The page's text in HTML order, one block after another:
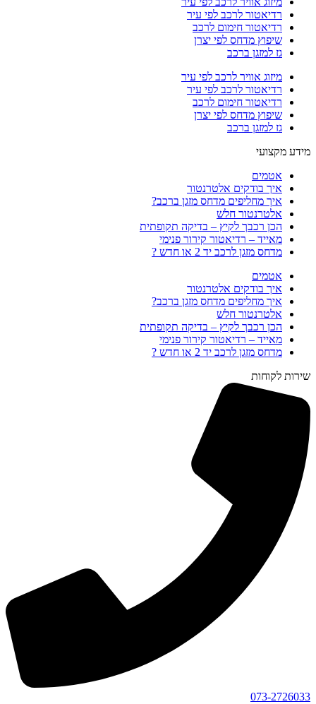
רדיאטור לרכב לפי עיר
רדיאטור חימום לרכב
שיפוץ מדחס לפי יצרן
גז למזגן ברכב
מיזוג אוויר לרכב לפי עיר
רדיאטור לרכב לפי עיר
רדיאטור חימום לרכב
שיפוץ מדחס לפי יצרן
גז למזגן ברכב
מידע מקצועי
אטמים
איך בודקים אלטרנטור
איך מחליפים מדחס מזגן ברכב?
אלטרנטור חלש
הכן רכבך לקיץ – בדיקה תקופתית
מאייד – רדיאטור קירור פנימי
מדחס מזגן לרכב יד 2 או חדש ?
אטמים
איך בודקים אלטרנטור
איך מחליפים מדחס מזגן ברכב?
אלטרנטור חלש
הכן רכבך לקיץ – בדיקה תקופתית
מאייד – רדיאטור קירור פנימי
מדחס מזגן לרכב יד 2 או חדש ?
שירות לקוחות
073-2726033